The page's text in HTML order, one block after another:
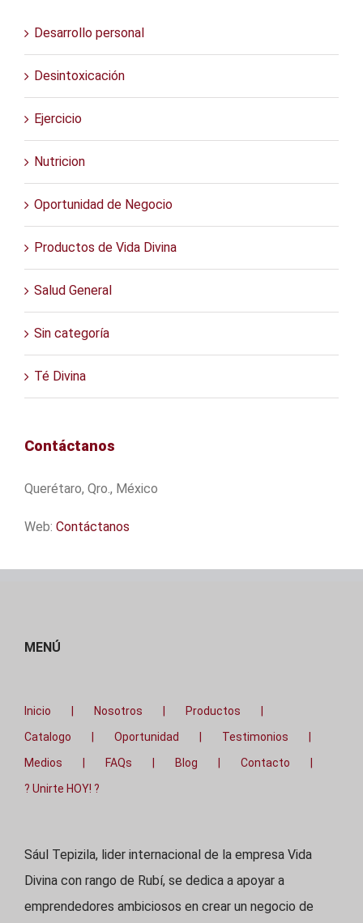
Desarrollo personal
Desintoxicación
Ejercicio
Nutricion
Oportunidad de Negocio
Productos de Vida Divina
Salud General
Sin categoría
Té Divina
Contáctanos
Querétaro, Qro., México
Web: Contáctanos
MENÚ
Inicio Nosotros
Productos
Catalogo
Oportunidad
Testimonios
Medios
FAQs Blog
Contacto
? Unirte HOY! ?
Sául Tepizila, lider internacional de la empresa Vida
Divina con rango de Rubí, se dedica a apoyar a
emprendedores ambiciosos en crear un negocio de